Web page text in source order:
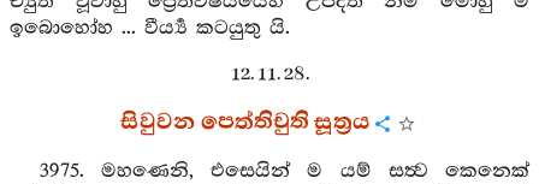
ඉබොහෝහ ... වීර්‍ය්‍ය කටයුතු යි.
12. 11. 28.
සිවුවන පෙත්තිචුති සූත්‍රය
3975. මහණෙනි, එසෙයින් ම යම් සත්‍ව කෙනෙක්